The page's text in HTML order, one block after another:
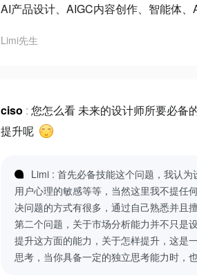
AI产品设计、AIGC内容创作、智能体
Limi先生
ciso : 您怎么看 未来的设计师所要必备
提升呢
Limi : 首先必备技能这个问题，我认
用户心理的敏感等等，当然这里我不提任
决问题的方式有很多，通过自己熟悉并且
第二个问题，关于市场分析能力并不只是
提升这方面的能力，关于怎样提升，这是
思考，当你具备一定的独立思考能力时，